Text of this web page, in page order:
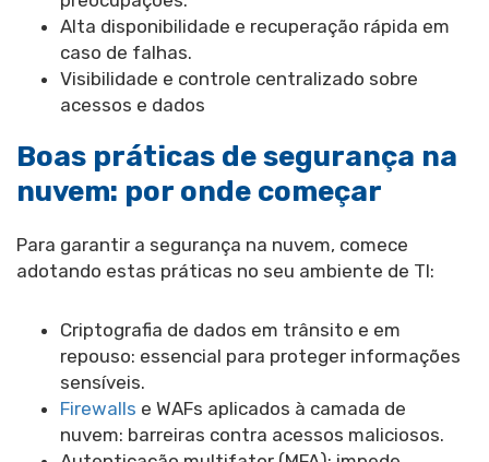
Alta disponibilidade e recuperação rápida em
caso de falhas.
Visibilidade e controle centralizado sobre
acessos e dados
Boas práticas de segurança na
nuvem: por onde começar
Para garantir a segurança na nuvem, comece
adotando estas práticas no seu ambiente de TI:
Criptografia de dados em trânsito e em
repouso: essencial para proteger informações
sensíveis.
Firewalls e WAFs aplicados à camada de
nuvem: barreiras contra acessos maliciosos.